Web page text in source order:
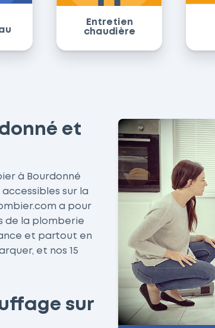
Entretien
chaudière
et
à Bourdonné
sur la
a pour
de la plomberie
et partout en
et nos 15
sur